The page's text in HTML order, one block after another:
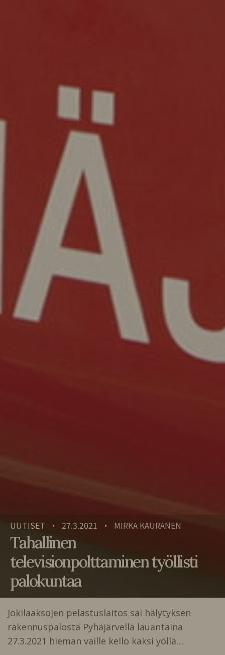
UUTISET • 27.3.2021 • MIRKA KAURANEN
Tahallinen
televisionpolttaminen työllisti
palokuntaa
Jokilaaksojen pelastuslaitos sai hälytyksen
rakennuspalosta Pyhäjärvellä lauantaina
27.3.2021 hieman vaille kello kaksi yöllä…